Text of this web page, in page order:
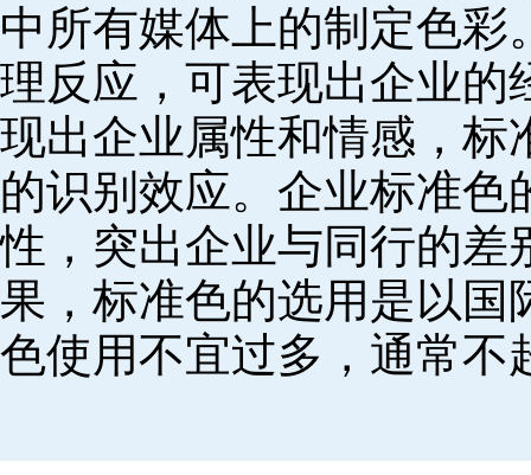
中所有媒体上的制定色
理反应，可表现出企业的
现出企业属性和情感，标
的识别效应。企业标准
性，突出企业与同行的差
果，标准色的选用是以国
色使用不宜过多，通常不